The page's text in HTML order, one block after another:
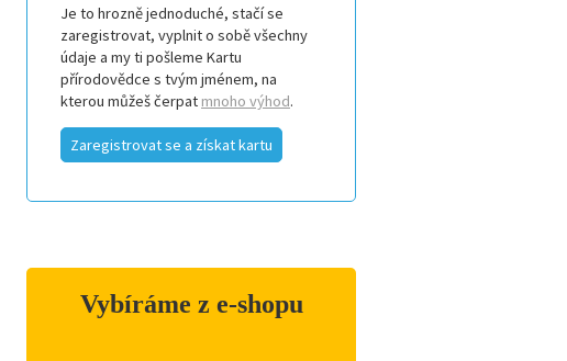
Je to hrozně jednoduché, stačí se
zaregistrovat, vyplnit o sobě všechny
údaje a my ti pošleme Kartu
přírodovědce s tvým jménem, na
kterou můžeš čerpat mnoho výhod.
Zaregistrovat se a získat kartu
Vybíráme z e-shopu